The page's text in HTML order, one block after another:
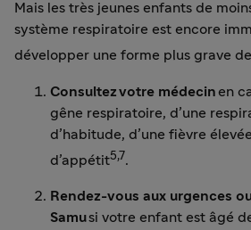
Mais les très jeunes enfants de
système respiratoire est encore
développer une forme plus grave
Consultez votre médecin en
gêne respiratoire, d’une
d’habitude, d’une fièvre
d’appétit5,7.
Rendez-vous aux urgences
Samusi votre enfant est âgé